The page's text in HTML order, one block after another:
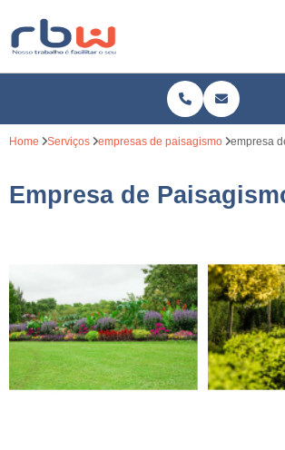
Home Serviços empresas de paisagismo empresa
Empresa de